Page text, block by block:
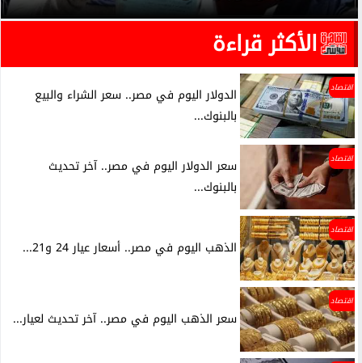
الأكثر قراءة
اقتصاد
الدولار اليوم في مصر.. سعر الشراء والبيع
بالبنوك...
اقتصاد
سعر الدولار اليوم في مصر.. آخر تحديث
بالبنوك...
اقتصاد
الذهب اليوم في مصر.. أسعار عيار 24 و21...
اقتصاد
سعر الذهب اليوم في مصر.. آخر تحديث لعيار...